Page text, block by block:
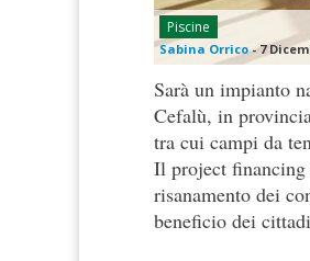
Piscine
Sabina Orrico-7
Sarà un impianto
Cefalù, in
tra cui campi da
Il project financing
risanamento dei
beneficio dei